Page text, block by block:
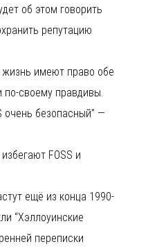
об этом говорить
репутацию
жизнь имеют право обе
по-своему правдивы.
очень безопасный” —
FOSS и
ещё из конца 1990-
“Хэллоуинские
переписки